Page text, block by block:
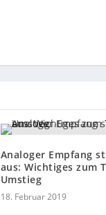
Analoger Empfang
aus: Wichtiges zum
Umstieg
18. Februar 2019